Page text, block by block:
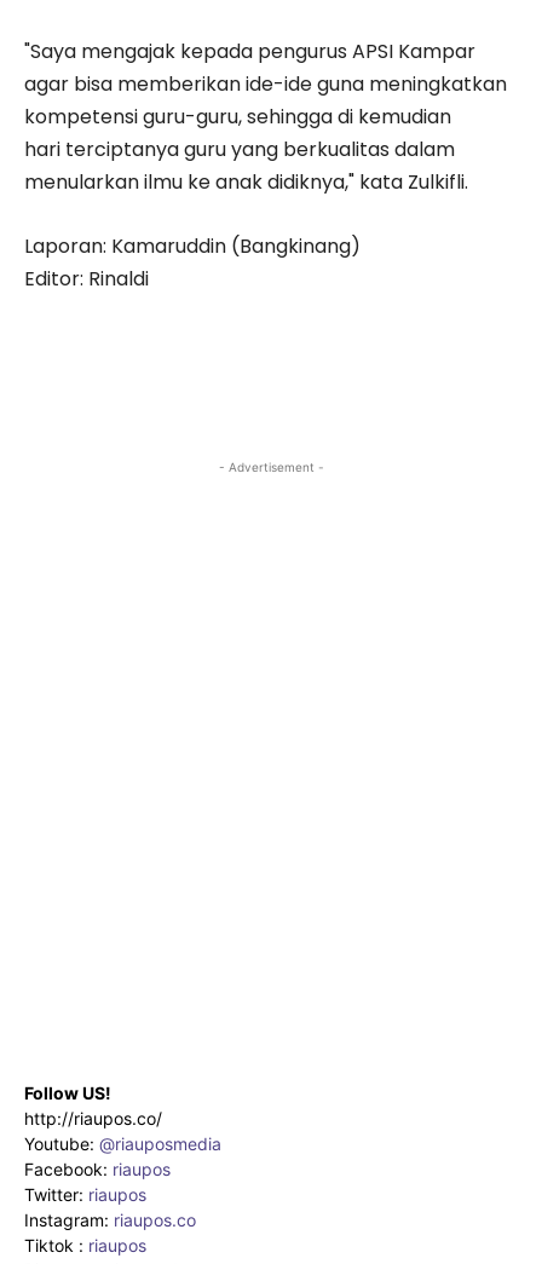
"Saya mengajak kepada pengurus APSI Kampar
agar bisa memberikan ide-ide guna meningkatkan
kompetensi guru-guru, sehingga di kemudian
hari terciptanya guru yang berkualitas dalam
menularkan ilmu ke anak didiknya," kata Zulkifli.
Laporan: Kamaruddin (Bangkinang)
Editor: Rinaldi
- Advertisement -
Follow US!
http://riaupos.co/
Youtube: @riauposmedia
Facebook: riaupos
Twitter: riaupos
Instagram: riaupos.co
Tiktok : riaupos